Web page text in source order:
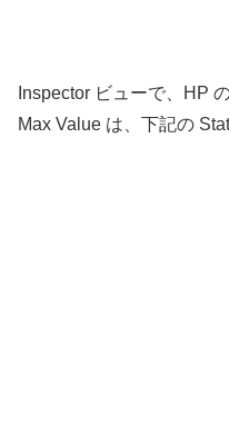
Inspector ビューで、HP
Max Value は、下記の